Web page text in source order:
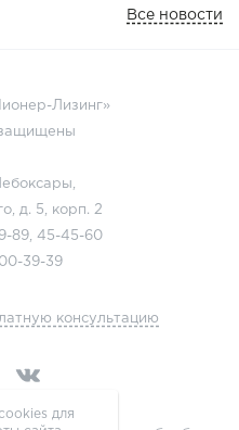
Все новости
Лизинг»
д. 5, корп. 2
89, 45-45-60
39-39
консультацию
для